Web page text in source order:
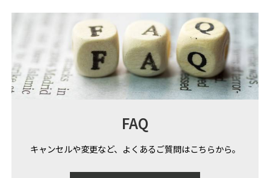
FAQ
キャンセルや変更など、よくあるご質問はこちらから。